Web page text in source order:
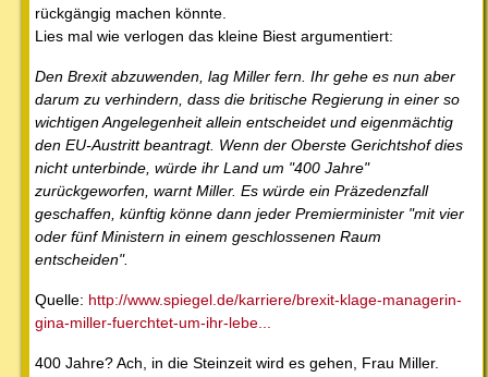
rückgängig machen könnte.
Lies mal wie verlogen das kleine Biest argumentiert:
Den Brexit abzuwenden, lag Miller fern. Ihr gehe es nun aber
darum zu verhindern, dass die britische Regierung in einer so
wichtigen Angelegenheit allein entscheidet und eigenmächtig
den EU-Austritt beantragt. Wenn der Oberste Gerichtshof dies
nicht unterbinde, würde ihr Land um "400 Jahre"
zurückgeworfen, warnt Miller. Es würde ein Präzedenzfall
geschaffen, künftig könne dann jeder Premierminister "mit vier
oder fünf Ministern in einem geschlossenen Raum
entscheiden".
Quelle: http://www.spiegel.de/karriere/brexit-klage-managerin-
gina-miller-fuerchtet-um-ihr-lebe...
400 Jahre? Ach, in die Steinzeit wird es gehen, Frau Miller.